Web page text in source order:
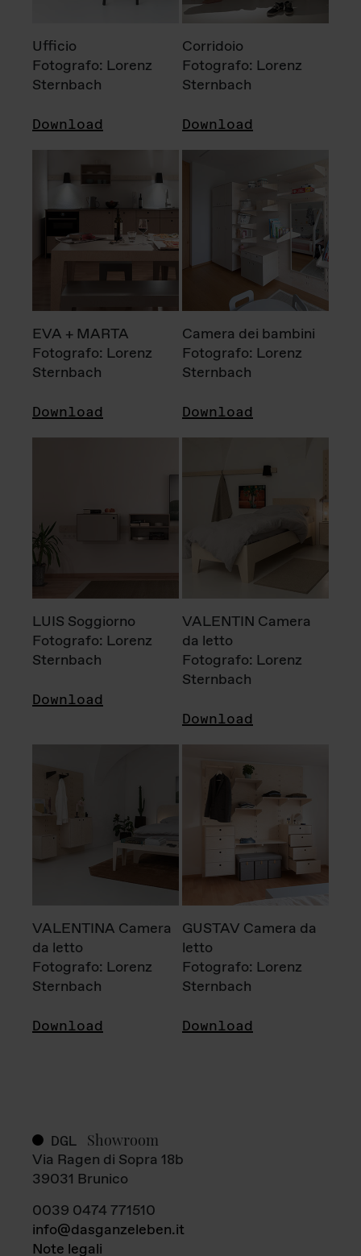
Ufficio
Fotografo: Lorenz
Sternbach
Download
Corridoio
Fotografo: Lorenz
Sternbach
Download
EVA + MARTA
Fotografo: Lorenz
Sternbach
Download
Camera dei bambini
Fotografo: Lorenz
Sternbach
Download
LUIS Soggiorno
Fotografo: Lorenz
Sternbach
Download
VALENTIN Camera
da letto
Fotografo: Lorenz
Sternbach
Download
VALENTINA Camera
da letto
Fotografo: Lorenz
Sternbach
Download
GUSTAV Camera da
letto
Fotografo: Lorenz
Sternbach
Download
DGL Showroom
Via Ragen di Sopra 18b
39031 Brunico
0039 0474 771510
info@dasganzeleben.it
Note legali